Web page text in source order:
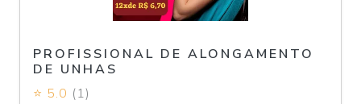
PROFISSIONAL DE ALONGAMENTO
DE UNHAS
⭐ 5.0 (1)